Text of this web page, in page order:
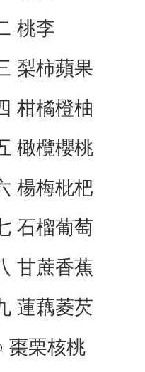
桃李
梨柿蘋果
柑橘橙柚
橄欖櫻桃
楊梅枇杷
石榴葡萄
甘蔗香蕉
蓮藕菱芡
棗栗核桃